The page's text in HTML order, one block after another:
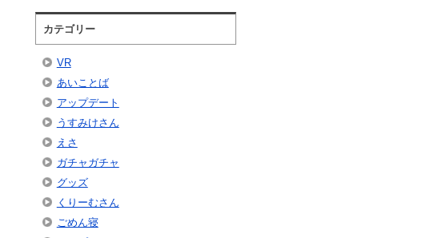
カテゴリー
VR
あいことば
アップデート
うすみけさん
えさ
ガチャガチャ
グッズ
くりーむさん
ごめん寝